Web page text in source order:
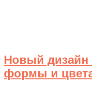
Новый дизайн
формы и